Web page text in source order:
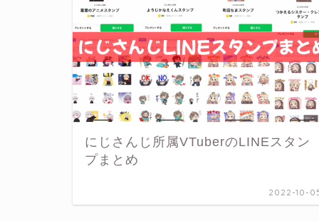
にじさんじ所属VTuberのLINEスタン
プまとめ
2022-10-